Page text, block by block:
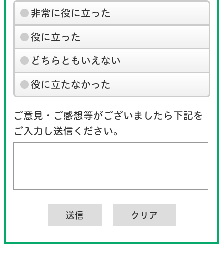
非常に役に立った
役に立った
どちらともいえない
役に立たなかった
ご意見・ご感想等がございましたら下記を
ご入力し送信ください。